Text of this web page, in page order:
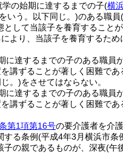
の始期に達するまでの子(横
いう。以下同じ。)のある職員
として当該子を養育すること
より、当該子を養育するた
に達するまでの子のある職
講ずることが著しく困難であ
。)をさせてはならない。
に達するまでの子のある職
講ずることが著しく困難で
第1項第16号の要介護者を介
する条例(平成4年3月横浜市条
子の親であるものが、深夜(午